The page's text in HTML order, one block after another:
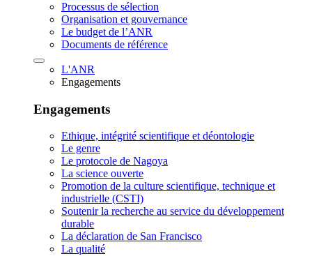
Processus de sélection
Organisation et gouvernance
Le budget de l’ANR
Documents de référence
L'ANR
Engagements
Engagements
Ethique, intégrité scientifique et déontologie
Le genre
Le protocole de Nagoya
La science ouverte
Promotion de la culture scientifique, technique et
industrielle (CSTI)
Soutenir la recherche au service du développement
durable
La déclaration de San Francisco
La qualité